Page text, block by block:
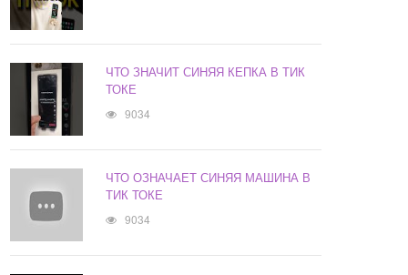
ЧТО ЗНАЧИТ СИНЯЯ КЕПКА В ТИК
ТОКЕ
9034
ЧТО ОЗНАЧАЕТ СИНЯЯ МАШИНА В
ТИК ТОКЕ
9034